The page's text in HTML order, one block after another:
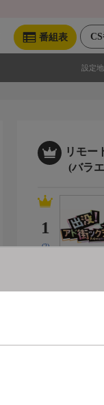
番組表
設定地
リモー
(バラ
1
(2)